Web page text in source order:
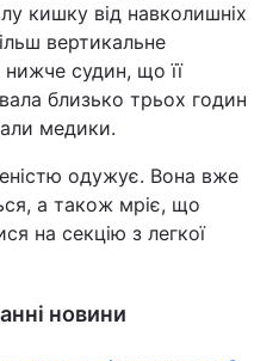
кишку від навколишніх
вертикальне
судин, що її
близько трьох годин
медики.
одужує. Вона вже
а також мріє, що
на секцію з легкої
новини